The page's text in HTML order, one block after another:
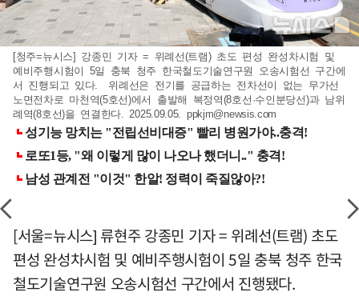
[청주=뉴시스] 강종민 기자 = 위례선(트램) 초도 편성 완성차시험 및
예비주행시험이 5일 충북 청주 한국철도기술연구원 오송시험선 구간에
서 진행되고 있다. 위례선은 전기를 공급하는 전차선이 없는 무가선
노면전차로 마천역(5호선)에서 출발해 복정역(8호선·수인분당선)과 남위
례역(8호선)을 연결한다. 2025.09.05. ppkjm@newsis.com
[서울=뉴시스] 류현주 강종민 기자 = 위례선(트램) 초도
편성 완성차시험 및 예비주행시험이 5일 충북 청주 한국
철도기술연구원 오송시험선 구간에서 진행됐다.